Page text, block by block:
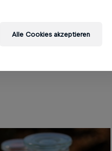
Sie initiierte das Projekt
naturbelassener Hautpflege.
Erwachsenenbildung für
Alle Cookies akzeptieren